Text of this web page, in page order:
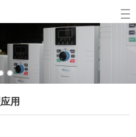
3
用